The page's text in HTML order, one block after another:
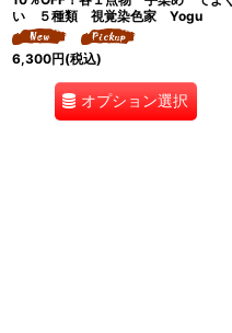
い ５種類 視覚染色家 Yogu
6,300円(税込)
オプション選択